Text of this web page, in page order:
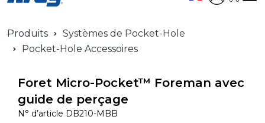
Produits
Systèmes de Pocket-Hole
Pocket-Hole Accessoires
Foret Micro-Pocket™ Foreman avec
guide de perçage
N° d’article DB210-MBB